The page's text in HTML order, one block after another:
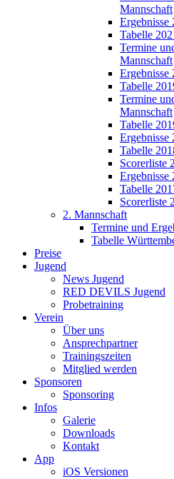
Mannschaft
Ergebnisse
Tabelle
Termine
Mannschaft
Ergebnisse
Tabelle
Termine
Mannschaft
Tabelle
Ergebnisse
Tabelle
Scorerliste
Ergebnisse
Tabelle
Scorerliste
2. Mannschaft
Termine und
Tabelle
Preise
Jugend
News Jugend
RED DEVILS Jugend
Probetraining
Verein
Über uns
Ansprechpartner
Trainingszeiten
Mitglied werden
Sponsoren
Sponsoring
Infos
Galerie
Downloads
Kontakt
App
iOS Versionen